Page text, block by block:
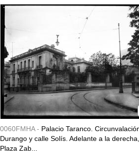
0060FMHA - Palacio Taranco.
Durango y calle Solís. Adelante a la
Plaza Zab...